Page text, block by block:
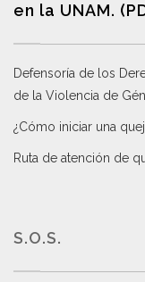
en la UNAM.
Defensoría de los
de la Violencia de
¿Cómo iniciar una
Ruta de atención de
S.O.S.